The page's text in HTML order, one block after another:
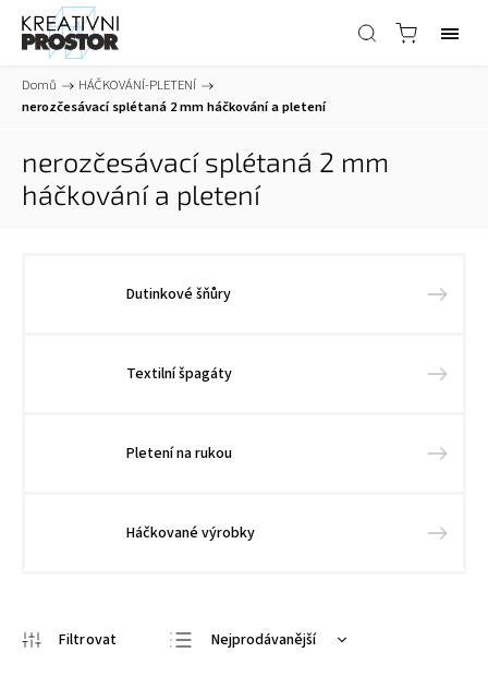
Domů / HÁČKOVÁNÍ-PLETENÍ /
nerozčesávací splétaná 2 mm háčkování a pletení
nerozčesávací splétaná 2 mm
háčkování a pletení
Dutinkové šňůry
Textilní špagáty
Pletení na rukou
Háčkované výrobky
Nejprodávanější